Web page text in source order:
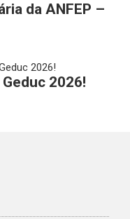
da ANFEP –
2026!